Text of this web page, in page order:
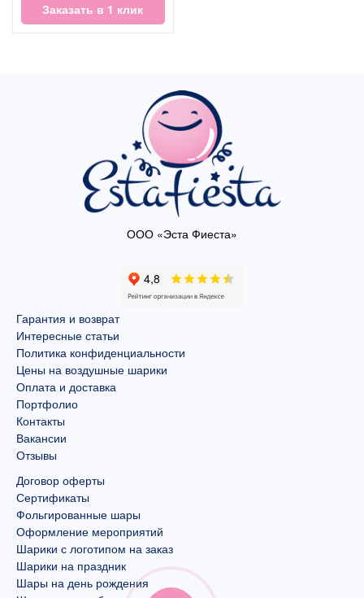
Заказать в 1 клик
ООО «Эста Фиеста»
Гарантия и возврат
Интересные статьи
Политика конфиденциальности
Цены на воздушные шарики
Оплата и доставка
Портфолио
Контакты
Вакансии
Отзывы
Договор оферты
Сертификаты
Фольгированные шары
Оформление мероприятий
Шарики с логотипом на заказ
Шарики на праздник
Шары на день рождения